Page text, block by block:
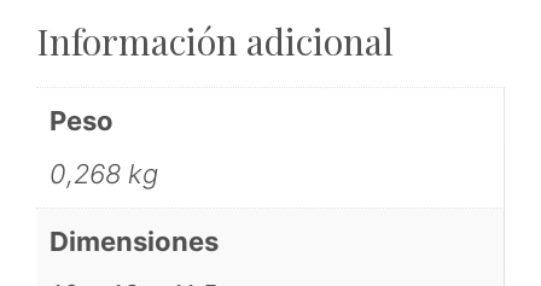
Información adicional
Peso
0,268 kg
Dimensiones